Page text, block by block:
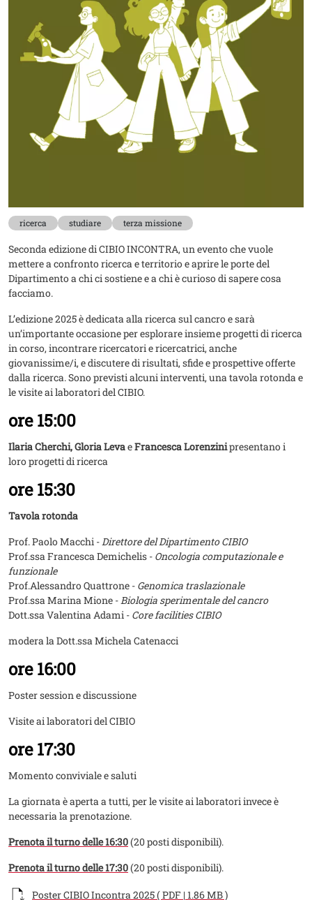
ricerca studiare terza missione
Seconda edizione di CIBIO INCONTRA, un evento che vuole
mettere a confronto ricerca e territorio e aprire le porte del
Dipartimento a chi ci sostiene e a chi è curioso di sapere cosa
facciamo.
L’edizione 2025 è dedicata alla ricerca sul cancro e sarà
un’importante occasione per esplorare insieme progetti di ricerca
in corso, incontrare ricercatori e ricercatrici, anche
giovanissime/i, e discutere di risultati, sfide e prospettive offerte
dalla ricerca. Sono previsti alcuni interventi, una tavola rotonda e
le visite ai laboratori del CIBIO.
ore 15:00
Ilaria Cherchi,Gloria LevaeFrancesca Lorenzinipresentano i
loro progetti di ricerca
ore 15:30
Tavola rotonda
Prof. Paolo Macchi -Direttore del Dipartimento CIBIO
Prof.ssa Francesca Demichelis - Oncologia computazionale e
funzionale
Prof.Alessandro Quattrone - Genomica traslazionale
Prof.ssa Marina Mione -Biologia sperimentale del cancro
Dott.ssa Valentina Adami - Core facilities CIBIO
modera la Dott.ssa Michela Catenacci
ore 16:00
Poster session e discussione
Visite ai laboratori del CIBIO
ore 17:30
Momento conviviale e saluti
La giornata è aperta a tutti, per le visite ai laboratori invece è
necessaria la prenotazione.
Prenota il turno delle 16:30(20 posti disponibili).
Prenota il turno delle 17:30(20 posti disponibili).
Documento
Poster CIBIO Incontra 2025 ( PDF | 1.86 MB )